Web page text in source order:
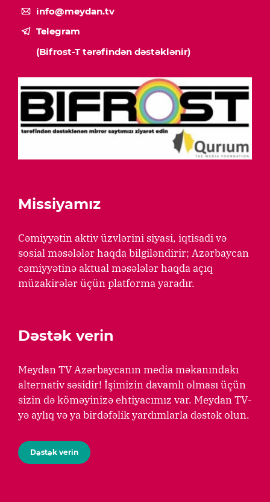
info@meydan.tv
Telegram
(Bifrost-T tərəfindən dəstəklənir)
Missiyamız
Cəmiyyətin aktiv üzvlərini siyasi, iqtisadi və
sosial məsələlər haqda bilgiləndirir; Azərbaycan
cəmiyyətinə aktual məsələlər haqda açıq
müzakirələr üçün platforma yaradır.
Dəstək verin
Meydan TV Azərbaycanın media məkanındakı
alternativ səsidir! İşimizin davamlı olması üçün
sizin də köməyinizə ehtiyacımız var. Meydan TV-
yə aylıq və ya birdəfəlik yardımlarla dəstək olun.
Dəstək verin